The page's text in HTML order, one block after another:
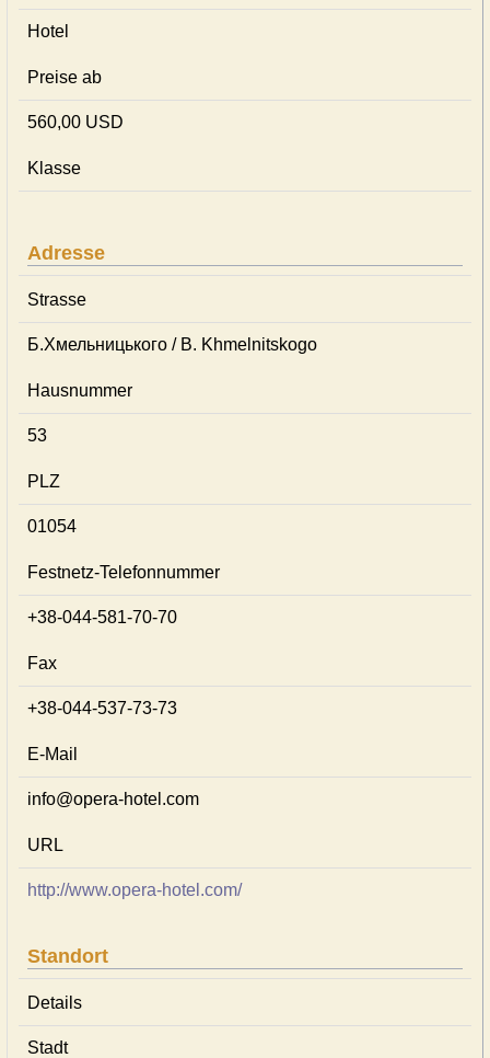
Hotel
Preise ab
560,00 USD
Klasse
Adresse
Strasse
Б.Хмельницького / B. Khmelnitskogo
Hausnummer
53
PLZ
01054
Festnetz-Telefonnummer
+38-044-581-70-70
Fax
+38-044-537-73-73
E-Mail
info@opera-hotel.com
URL
http://www.opera-hotel.com/
Standort
Details
Stadt